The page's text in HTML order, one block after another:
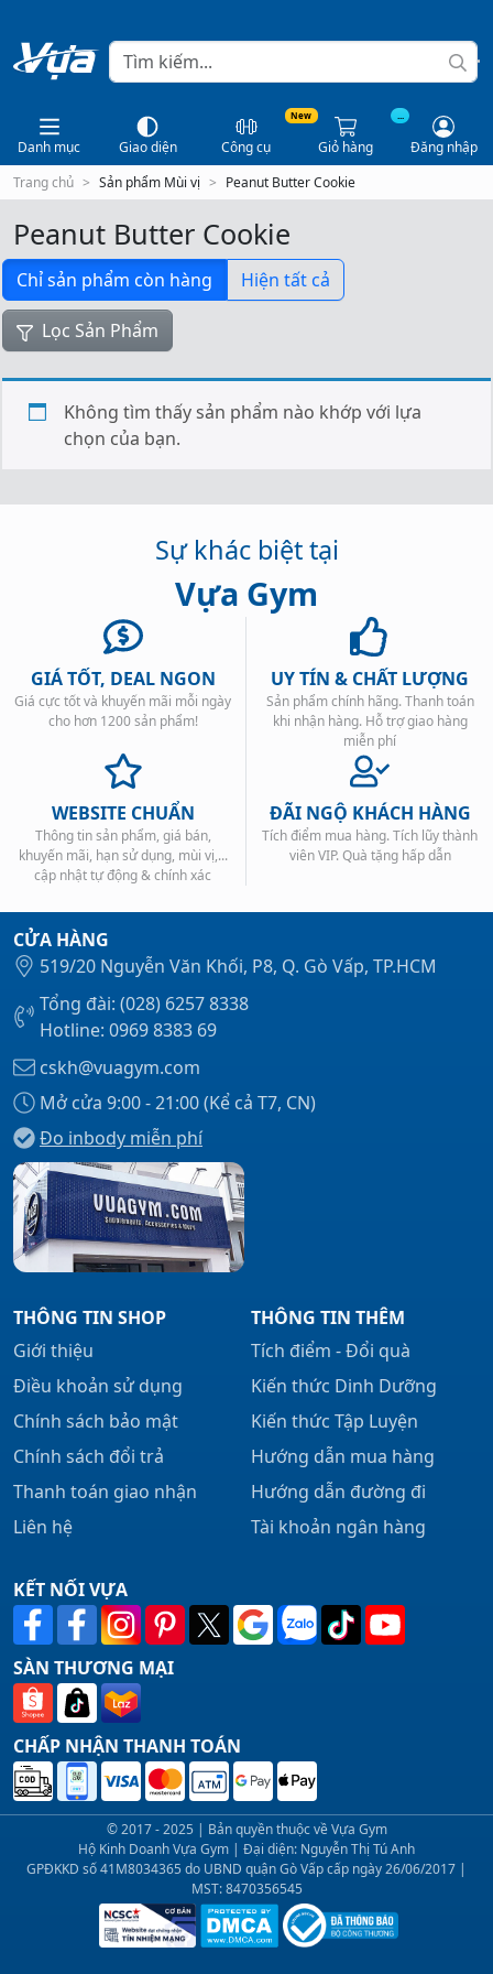
Danh mục Giao diện
New
Công cụ
...
Giỏ hàng
Đăng nhập
Trang chủ
Sản phẩm Mùi vị Peanut Butter Cookie
Peanut Butter Cookie
Chỉ sản phẩm còn hàng Hiện tất cả
Lọc Sản Phẩm
Không tìm thấy sản phẩm nào khớp với lựa
chọn của bạn.
Sự khác biệt tại
Vựa Gym
GIÁ TỐT, DEAL NGON
Giá cực tốt và khuyến mãi mỗi ngày
cho hơn 1200 sản phẩm!
UY TÍN & CHẤT LƯỢNG
Sản phẩm chính hãng. Thanh toán
khi nhận hàng. Hỗ trợ giao hàng
miễn phí
WEBSITE CHUẨN
Thông tin sản phẩm, giá bán,
khuyến mãi, hạn sử dụng, mùi vị,...
cập nhật tự động & chính xác
ĐÃI NGỘ KHÁCH HÀNG
Tích điểm mua hàng. Tích lũy thành
viên VIP. Quà tặng hấp dẫn
CỬA HÀNG
519/20 Nguyễn Văn Khối, P8, Q. Gò Vấp, TP.HCM
Tổng đài: (028) 6257 8338
Hotline: 0969 8383 69
cskh@vuagym.com
Mở cửa 9:00 - 21:00 (Kể cả T7, CN)
Đo inbody miễn phí
THÔNG TIN SHOP
Giới thiệu
Điều khoản sử dụng
Chính sách bảo mật
Chính sách đổi trả
Thanh toán giao nhận
Liên hệ
THÔNG TIN THÊM
Tích điểm - Đổi quà
Kiến thức Dinh Dưỡng
Kiến thức Tập Luyện
Hướng dẫn mua hàng
Hướng dẫn đường đi
Tài khoản ngân hàng
KẾT NỐI VỰA
SÀN THƯƠNG MẠI
CHẤP NHẬN THANH TOÁN
© 2017 - 2025 | Bản quyền thuộc về Vựa Gym
Hộ Kinh Doanh Vựa Gym | Đại diện: Nguyễn Thị Tú Anh
GPĐKKD số 41M8034365 do UBND quận Gò Vấp cấp ngày 26/06/2017 |
MST: 8470356545